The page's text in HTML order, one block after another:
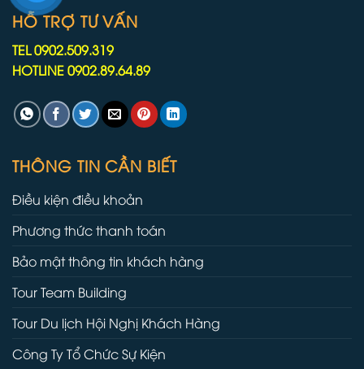
HỖ TRỢ TƯ VẤN
TEL 0902.509.319
HOTLINE 0902.89.64.89
THÔNG TIN CẦN BIẾT
Điều kiện điều khoản
Phương thức thanh toán
Bảo mật thông tin khách hàng
Tour Team Building
Tour Du lịch Hội Nghị Khách Hàng
Công Ty Tổ Chức Sự Kiện